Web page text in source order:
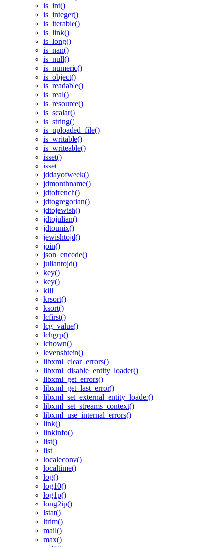
is_int()
is_integer()
is_iterable()
is_link()
is_long()
is_nan()
is_null()
is_numeric()
is_object()
is_readable()
is_real()
is_resource()
is_scalar()
is_string()
is_uploaded_file()
is_writable()
is_writeable()
isset()
isset
jddayofweek()
jdmonthname()
jdtofrench()
jdtogregorian()
jdtojewish()
jdtojulian()
jdtounix()
jewishtojd()
join()
json_encode()
juliantojd()
key()
key()
kill
krsort()
ksort()
lcfirst()
lcg_value()
lchgrp()
lchown()
levenshtein()
libxml_clear_errors()
libxml_disable_entity_loader()
libxml_get_errors()
libxml_get_last_error()
libxml_set_external_entity_loader()
libxml_set_streams_context()
libxml_use_internal_errors()
link()
linkinfo()
list()
list
localeconv()
localtime()
log()
log10()
log1p()
long2ip()
lstat()
ltrim()
mail()
max()